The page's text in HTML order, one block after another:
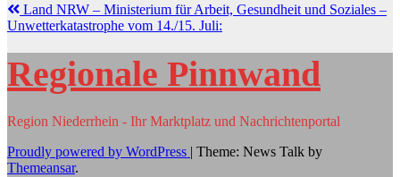
Land NRW – Ministerium für Arbeit, Gesundheit und Soziales –
Unwetterkatastrophe vom 14./15. Juli:
Regionale Pinnwand
Region Niederrhein - Ihr Marktplatz und Nachrichtenportal
Proudly powered by WordPress | Theme: News Talk by
Themeansar.